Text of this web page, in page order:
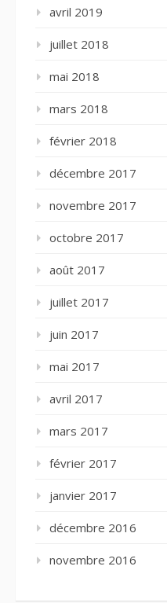
avril 2019
juillet 2018
mai 2018
mars 2018
février 2018
décembre 2017
novembre 2017
octobre 2017
août 2017
juillet 2017
juin 2017
mai 2017
avril 2017
mars 2017
février 2017
janvier 2017
décembre 2016
novembre 2016